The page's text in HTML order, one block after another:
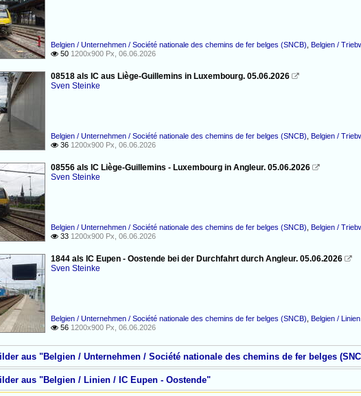
Belgien / Unternehmen / Société nationale des chemins de fer belges (SNCB) Belgien /
 50 1200x900 Px, 06.06.2026
08518 als IC aus Liège-Guillemins in Luxembourg. 05.06.2026 
Sven Steinke
Belgien / Unternehmen / Société nationale des chemins de fer belges (SNCB) Belgien /
 36 1200x900 Px, 06.06.2026
08556 als IC Liège-Guillemins - Luxembourg in Angleur. 05.06.2026 
Sven Steinke
Belgien / Unternehmen / Société nationale des chemins de fer belges (SNCB) Belgien /
 33 1200x900 Px, 06.06.2026
1844 als IC Eupen - Oostende bei der Durchfahrt durch Angleur. 05.06.2026 
Sven Steinke
Belgien / Unternehmen / Société nationale des chemins de fer belges (SNCB) Belgien /
 56 1200x900 Px, 06.06.2026
aus "Belgien / Unternehmen / Société nationale des chemins de fer belges
aus "Belgien / Linien / IC Eupen - Oostende"